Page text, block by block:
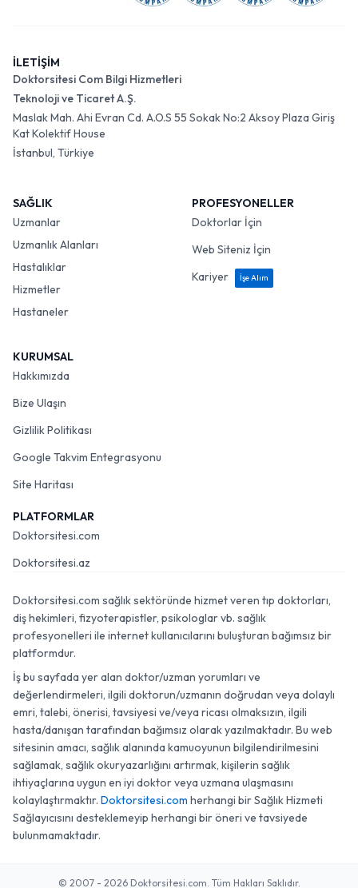
İLETİŞİM
Doktorsitesi Com Bilgi Hizmetleri
Teknoloji ve Ticaret A.Ş.
Maslak Mah. Ahi Evran Cd. A.O.S 55 Sokak No:2 Aksoy Plaza Giriş
Kat Kolektif House
İstanbul, Türkiye
SAĞLIK
Uzmanlar
Uzmanlık Alanları
Hastalıklar
Hizmetler
Hastaneler
PROFESYONELLER
Doktorlar İçin
Web Siteniz İçin
Kariyer
İşe Alım
KURUMSAL
Hakkımızda
Bize Ulaşın
Gizlilik Politikası
Google Takvim Entegrasyonu
Site Haritası
PLATFORMLAR
Doktorsitesi.com
Doktorsitesi.az
Doktorsitesi.com sağlık sektöründe hizmet veren tıp doktorları,
diş hekimleri, fizyoterapistler, psikologlar vb. sağlık
profesyonelleri ile internet kullanıcılarını buluşturan bağımsız bir
platformdur.
İş bu sayfada yer alan doktor/uzman yorumları ve
değerlendirmeleri, ilgili doktorun/uzmanın doğrudan veya dolaylı
emri, talebi, önerisi, tavsiyesi ve/veya ricası olmaksızın, ilgili
hasta/danışan tarafından bağımsız olarak yazılmaktadır. Bu web
sitesinin amacı, sağlık alanında kamuoyunun bilgilendirilmesini
sağlamak, sağlık okuryazarlığını artırmak, kişilerin sağlık
ihtiyaçlarına uygun en iyi doktor veya uzmana ulaşmasını
kolaylaştırmaktır. Doktorsitesi.com herhangi bir Sağlık Hizmeti
Sağlayıcısını desteklemeyip herhangi bir öneri ve tavsiyede
bulunmamaktadır.
© 2007 - 2026 Doktorsitesi.com. Tüm Hakları Saklıdır.